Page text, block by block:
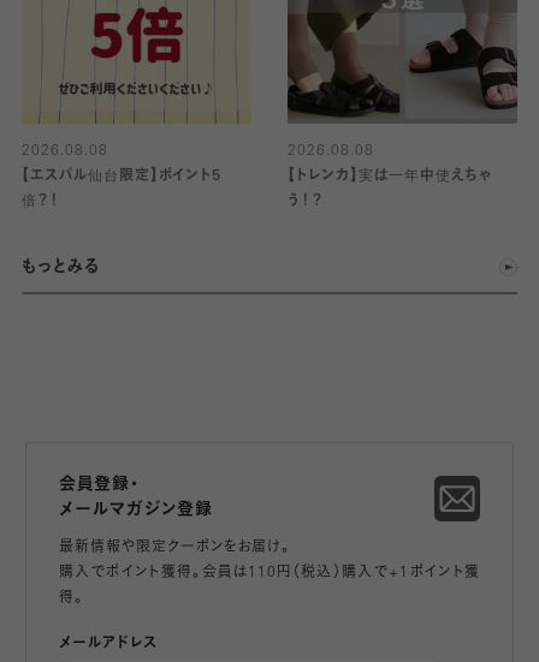
2026.08.08
【エスパル仙台限定】ポイント5
倍？！
2026.08.08
【トレンカ】実は一年中使えちゃ
う！？
もっとみる
会員登録・
メールマガジン登録
最新情報や限定クーポンをお届け。
購入でポイント獲得。会員は110円（税込）購入で+1ポイント獲
得。
メールアドレス